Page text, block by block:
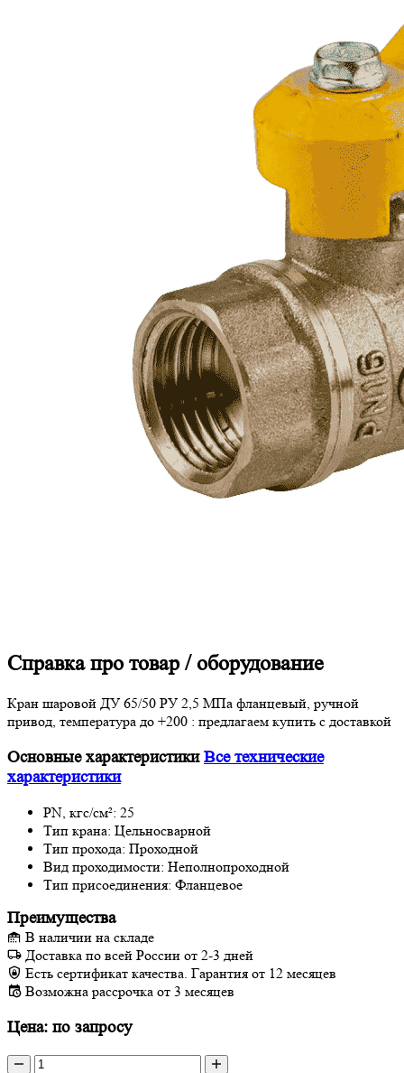
Справка про товар / оборудование
Кран шаровой ДУ 65/50 РУ 2,5 МПа фланцевый, ручной
привод, температура до +200 : предлагаем купить с доставкой
Основные характеристикиВсе технические
характеристики
PN, кгс/см²: 25
Тип крана: Цельносварной
Тип прохода: Проходной
Вид проходимости: Неполнопроходной
Тип присоединения: Фланцевое
Преимущества
В наличии на складе
Доставка по всей России от 2-3 дней
Есть сертификат качества. Гарантия от 12 месяцев
Возможна рассрочка от 3 месяцев
Цена: по запросу